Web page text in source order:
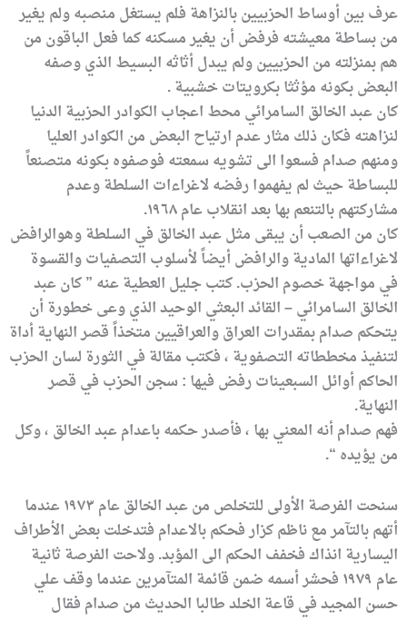
عرف بين أوساط الحزبيين بالنزاهة فلم يستغل منصبه ولم يغير
من بساطة معيشته فرفض أن يغير مسكنه كما فعل الباقون من
هم بمنزلته من الحزبيين ولم يبدل أثاثه البسيط الذي وصفه
البعض بكونه مؤثثا بكرويتات خشبية .
كان عبد الخالق السامرائي محط اعجاب الكوادر الحزبية الدنيا
لنزاهته فكان ذلك مثار عدم ارتياح البعض من الكوادر العليا
ومنهم صدام فسعوا الى تشويه سمعته فوصفوه بكونه متصنعاً
للبساطة حيث لم يفهموا رفضه لاغراءات السلطة وعدم
مشاركتهم بالتنعم بها بعد انقلاب عام ١٩٦٨.
كان من الصعب أن يبقى مثل عبد الخالق في السلطة وهوالرافض
لاغراءاتها المادية والرافض أيضاً لأسلوب التصفيات والقسوة
في مواجهة خصوم الحزب. كتب جليل العطية عنه ” كان عبد
الخالق السامرائي – القائد البعثي الوحيد الذي وعى خطورة أن
يتحكم صدام بمقدرات العراق والعراقيين متخذاً قصر النهاية أداة
لتنفيذ مخططاته التصفوية ، فكتب مقالة في الثورة لسان الحزب
الحاكم أوائل السبعينات رفض فيها : سجن الحزب في قصر
النهاية.
فهم صدام أنه المعني بها ، فأصدر حكمه باعدام عبد الخالق ، وكل
من يؤيده “.
سنحت الفرصة الأولى للتخلص من عبد الخالق عام ١٩٧٣ عندما
أتهم بالتآمر مع ناظم كزار فحكم بالاعدام فتدخلت بعض الأطراف
اليسارية انذاك فخفف الحكم الى المؤبد. ولاحت الفرصة ثانية
عام ١٩٧٩ فحشر أسمه ضمن قائمة المتآمرين عندما وقف علي
حسن المجيد في قاعة الخلد طالبا الحديث من صدام فقال